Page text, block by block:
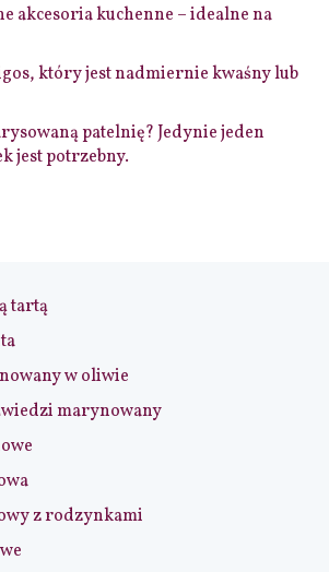
akcesoria kuchenne – idealne na
który jest nadmiernie kwaśny lub
patelnię? Jedynie jeden
jest potrzebny.
tartą
w oliwie
marynowany
z rodzynkami